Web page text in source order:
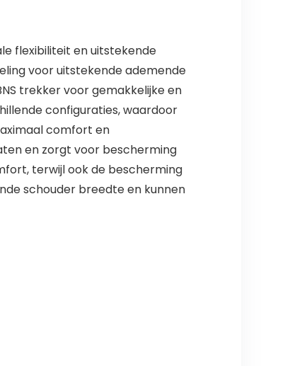
flexibiliteit en uitstekende
voor uitstekende ademende
trekker voor gemakkelijke en
configuraties, waardoor
comfort en
en zorgt voor bescherming
terwijl ook de bescherming
schouder breedte en kunnen